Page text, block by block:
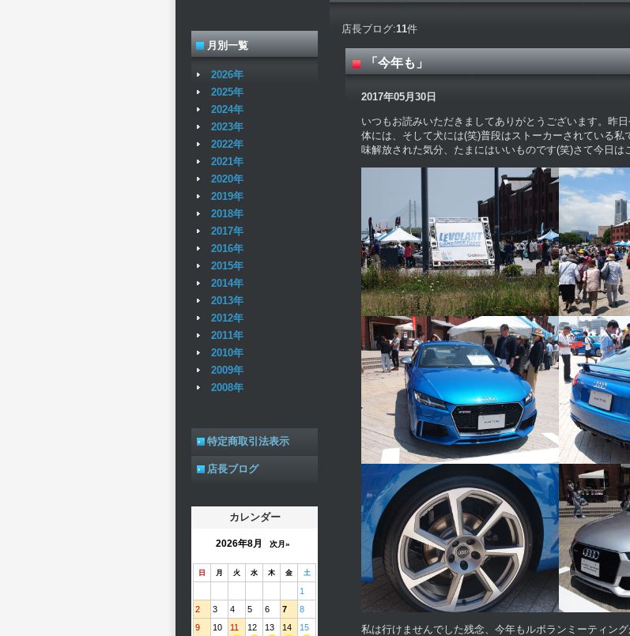
月別一覧
2026年
2025年
2024年
2023年
2022年
2021年
2020年
2019年
2018年
2017年
2016年
2015年
2014年
2013年
2012年
2011年
2010年
2009年
2008年
特定商取引法表示
店長ブログ
カレンダー
2026年8月 次月»
日 月 火 水 木 金 土
1
2
3 4 5 6 7
8
9
10 11 12 13 14 15
店長ブログ:11件
「今年も」
2017年05月30日
いつもお読みいただきましてありがとうございます。昨
体には、そして犬には(笑)普段はストーカーされている
味解放された気分、たまにはいいものです(笑)さて今日は
私は行けませんでした残念、今年もルボランミーティン